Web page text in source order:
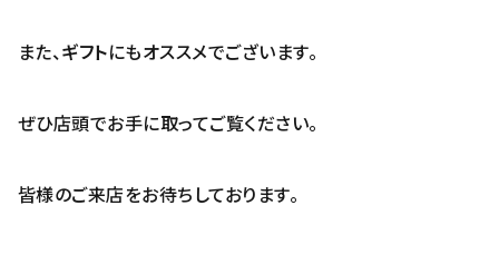
また、ギフトにもオススメでございます。
ぜひ店頭でお手に取ってご覧ください。
皆様のご来店をお待ちしております。